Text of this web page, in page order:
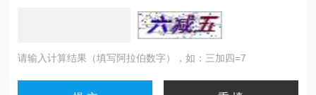
请输入计算结果（填写阿拉伯数字），如：三加四=7